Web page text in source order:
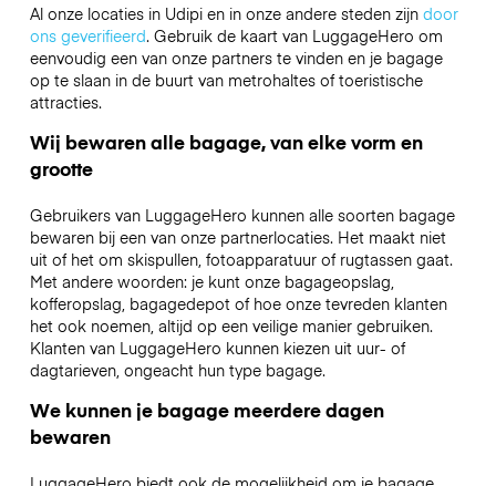
Al onze locaties in Udipi en in onze andere steden zijn door
ons geverifieerd. Gebruik de kaart van LuggageHero om
eenvoudig een van onze partners te vinden en je bagage
op te slaan in de buurt van metrohaltes of toeristische
attracties.
Wij bewaren alle bagage, van elke vorm en
grootte
Gebruikers van LuggageHero kunnen alle soorten bagage
bewaren bij een van onze partnerlocaties. Het maakt niet
uit of het om skispullen, fotoapparatuur of rugtassen gaat.
Met andere woorden: je kunt onze bagageopslag,
kofferopslag, bagagedepot of hoe onze tevreden klanten
het ook noemen, altijd op een veilige manier gebruiken.
Klanten van LuggageHero kunnen kiezen uit uur- of
dagtarieven, ongeacht hun type bagage.
We kunnen je bagage meerdere dagen
bewaren